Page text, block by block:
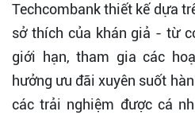
Techcombank thiết kế dựa
sở thích của khán giả - từ
giới hạn, tham gia các
hưởng ưu đãi xuyên suốt
các trải nghiệm được cá